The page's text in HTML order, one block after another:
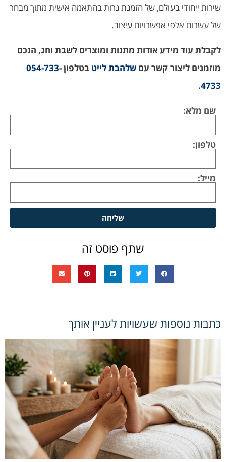
שירות ייחודי בעולם, של הזמנת נרות בהתאמה אישית מתוך מבחר
של עשרות אלפי אפשרויות עיצוב.
לקבלת עוד מידע אודות מתנות ומוצרים לשבת וחג, הנכם
מוזמנים ליצור קשר עם שלהבת לייט בטלפון054-733-
4733
.
שם מלא:
טלפון:
מייל:
שליחה
שתף פוסט זה
כתבות נוספות שעשויות לעניין אותך